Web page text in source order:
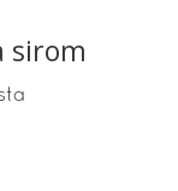
sirom